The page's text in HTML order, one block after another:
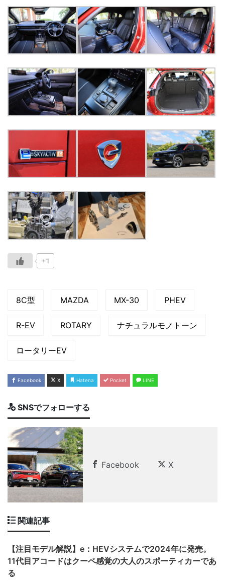
+1
8C型 MAZDA MX-30 PHEV
R-EV ROTARY ナチュラルモノトーン
ロータリーEV
Facebook X Hatena Pocket LINE
SNSでフォローする
Facebook X
関連記事
【注目モデル解説】e：HEVシステムで2024年に発売。
11代目アコードはクーペ感覚の大人のスポーティカーであ
る